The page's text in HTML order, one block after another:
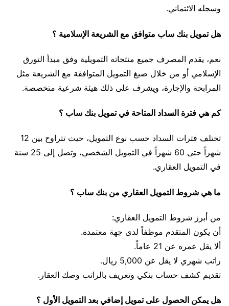
وسجله الائتماني.
هل تمويل بنك ساب متوافق مع الشريعة الإسلامية ؟
نعم، يقدم المصرف جميع منتجاته التمويلية وفق مبدأ التورق
الإسلامي أو من خلال صيغ التمويل المتوافقة مع الشريعة مثل
المرابحة والإجارة، ويشرف على ذلك هيئة شرعية متخصصة.
كم هي فترة السداد المتاحة في تمويل بنك ساب ؟
تختلف فترات السداد حسب نوع التمويل، حيث تتراوح بين 12
شهراً حتى 60 شهراً في التمويل الشخصي، وتصل إلى 25 سنة
في التمويل العقاري.
ما هي شروط التمويل العقاري من بنك ساب ؟
من أبرز شروط التمويل العقاري:
أن يكون المتقدم موظفاً لدى جهة معتمدة.
ألا يقل عمره عن 21 عاماً.
راتب شهري لا يقل عن 5,000 ريال.
تقديم كشف حساب بنكي وتعريف بالراتب وصك العقار.
هل يمكن الحصول على تمويل إضافي بعد التمويل الأول ؟